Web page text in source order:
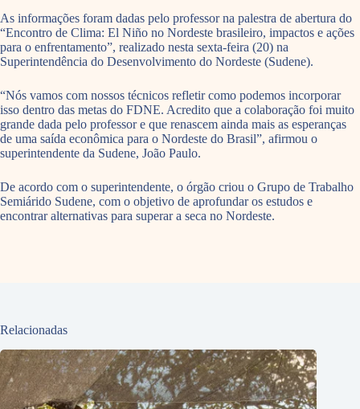
As informações foram dadas pelo professor na palestra de abertura do
“Encontro de Clima: El Niño no Nordeste brasileiro, impactos e ações
para o enfrentamento”, realizado nesta sexta-feira (20) na
Superintendência do Desenvolvimento do Nordeste (Sudene).
“Nós vamos com nossos técnicos refletir como podemos incorporar
isso dentro das metas do FDNE. Acredito que a colaboração foi muito
grande dada pelo professor e que renascem ainda mais as esperanças
de uma saída econômica para o Nordeste do Brasil”, afirmou o
superintendente da Sudene, João Paulo.
De acordo com o superintendente, o órgão criou o Grupo de Trabalho
Semiárido Sudene, com o objetivo de aprofundar os estudos e
encontrar alternativas para superar a seca no Nordeste.
Relacionadas